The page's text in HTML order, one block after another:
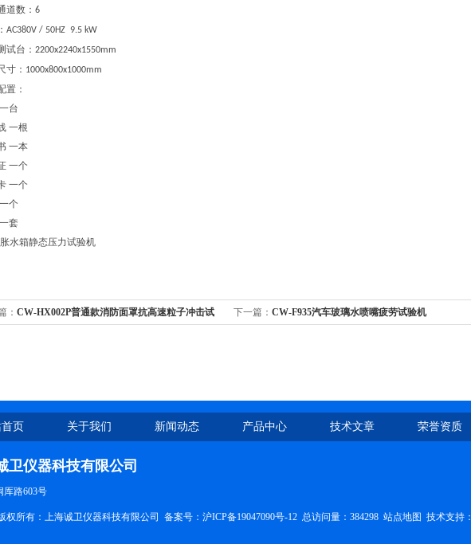
道数 ： 6
： AC380V / 50HZ 9.5 kW
试台 ： 2200x2240x1550mm
寸 ： 1000x800x1000mm
置：
一台
一根
一本
一个
一个
一个
一套
： CW-HX002P普通款消防面罩抗高速粒子冲击试 下一篇： CW-F935汽车玻璃水喷嘴疲劳试验机
页 关于我们 新闻动态 产品中心 技术文章 荣誉资质
卫仪器科技有限公司
厍路603号
权所有：上海诚卫仪器科技有限公司 备案号：沪ICP备19047090号-12 总访问量：384298 站点地图 技术支持：